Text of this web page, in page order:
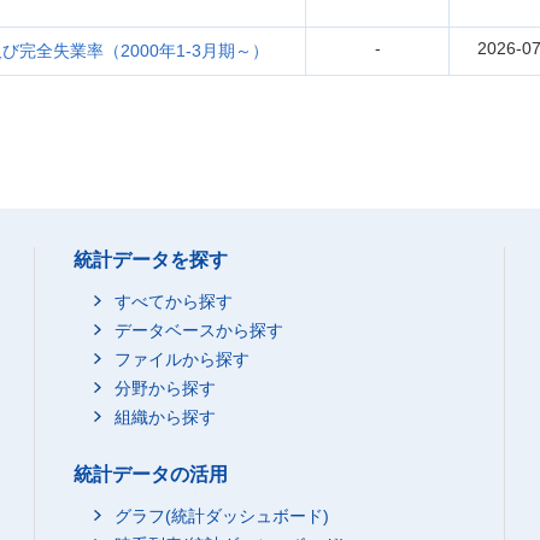
完全失業率（2000年1-3月期～） - 2026-
統計データを探す
すべてから探す
データベースから探す
ファイルから探す
分野から探す
組織から探す
統計データの活用
グラフ(統計ダッシュボード)